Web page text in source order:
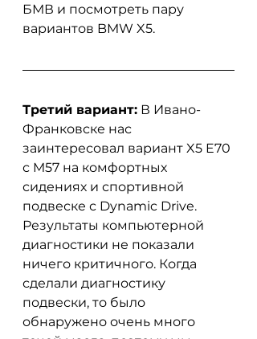
БМВ и посмотреть пару
вариантов BMW X5.
Третий вариант: В Ивано-
Франковске нас
заинтересовал вариант X5 E70
с M57 на комфортных
сидениях и спортивной
подвеске с Dynamic Drive.
Результаты компьютерной
диагностики не показали
ничего критичного. Когда
сделали диагностику
подвески, то было
обнаружено очень много